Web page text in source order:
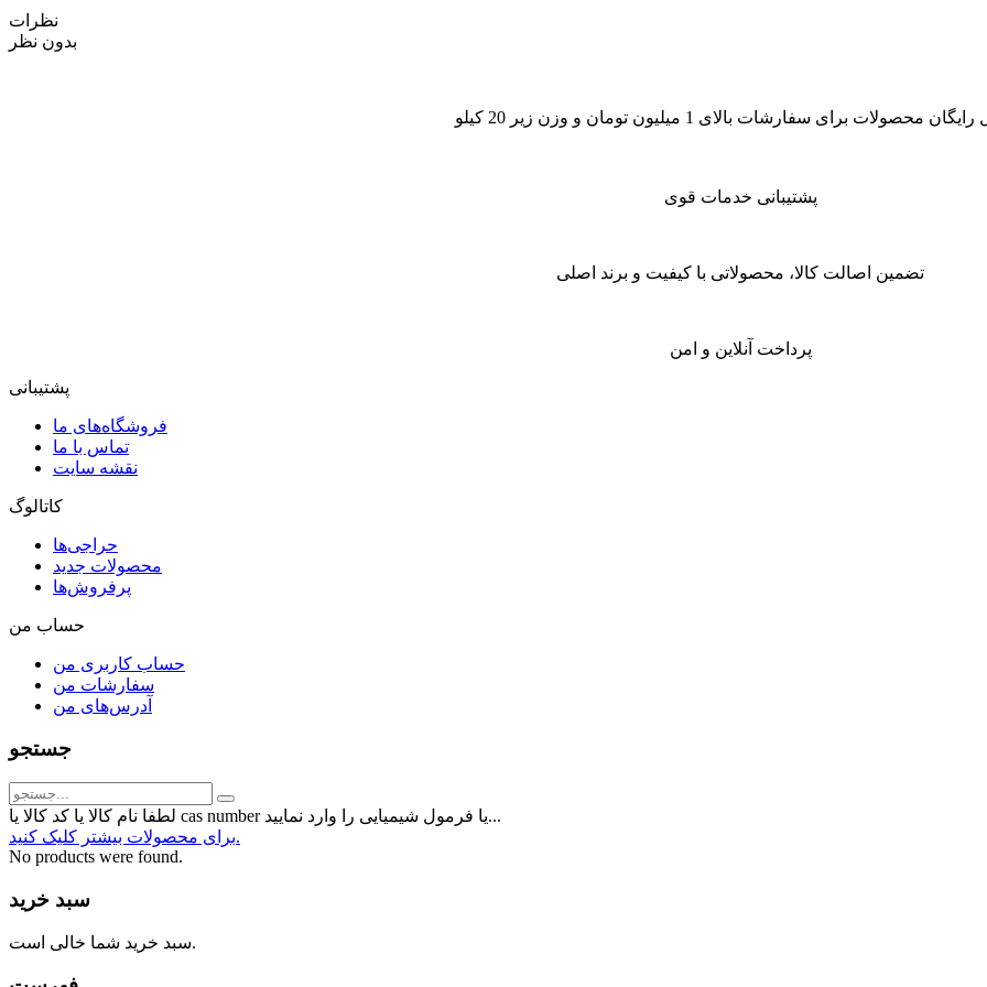
نظرات
بدون نظر
محصولات برای سفارشات بالای 1 میلیون تومان و وزن زیر 20 کیلو
پشتیبانی خدمات قوی
تضمین اصالت کالا، محصولاتی با کیفیت و برند اصلی
پرداخت آنلاین و امن
پشتیبانی
فروشگاه‌های ما
تماس با ما
نقشه سایت
کاتالوگ
حراجی‌ها
محصولات جدید
پرفروش‌ها
حساب من
حساب کاربری من
سفارشات من
آدرس‌های من
جستجو
لطفا نام کالا یا کد کالا یا cas number یا فرمول شیمیایی را وارد نمایید...
برای محصولات بیشتر کلیک کنید.
No products were found.
سبد خرید
سبد خرید شما خالی است.